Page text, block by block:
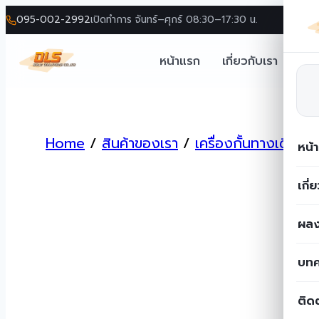
095-002-2992เปิดทำการ จันทร์–ศุกร์ 08:30–17:30 น.
หน้าแรก เกี่ยวกับเรา โ
หน้
เกี่
ผล
บท
ติด
contentHome / สินค้าของเรา / เครื่องกั้นทางเดินเข้